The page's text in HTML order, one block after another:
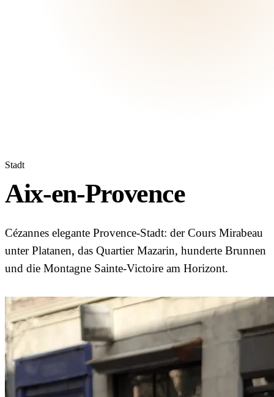
Stadt
Aix-en-Provence
Cézannes elegante Provence-Stadt: der Cours Mirabeau
unter Platanen, das Quartier Mazarin, hunderte Brunnen
und die Montagne Sainte-Victoire am Horizont.